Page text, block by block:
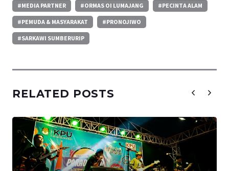
#MEDIA PARTNER #ORMAS OI LUMAJANG #PECINTA ALAM
#PEMUDA & MASYARAKAT #PRONOJIWO
#SARKAWI SUMBERURIP
RELATED POSTS